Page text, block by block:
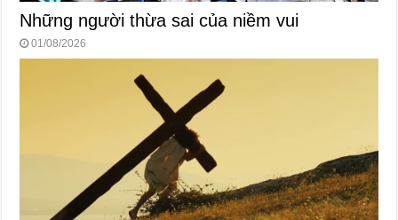
Những người thừa sai của niềm vui
01/08/2026